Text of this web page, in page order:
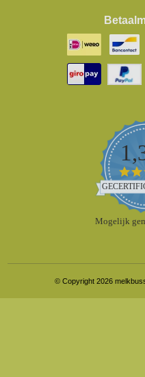
Mogelijk
© Copyright 2026